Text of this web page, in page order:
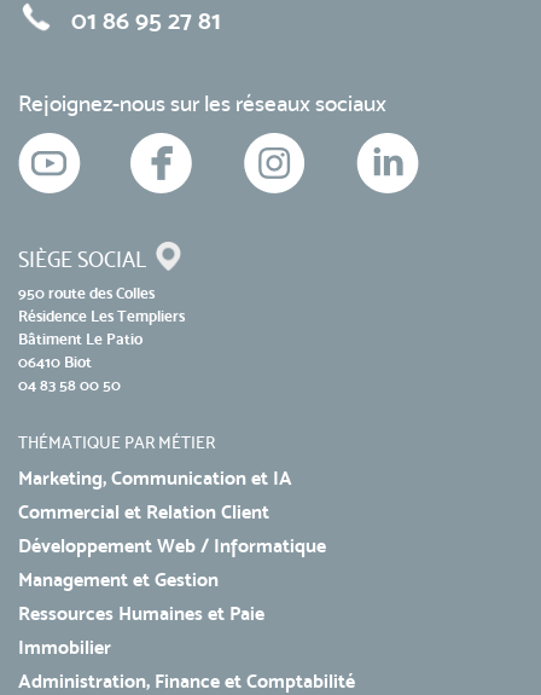
01 86 95 27 81
Rejoignez-nous sur les réseaux sociaux
SIÈGE SOCIAL
950 route des Colles
Résidence Les Templiers
Bâtiment Le Patio
06410 Biot
04 83 58 00 50
THÉMATIQUE PAR MÉTIER
Marketing, Communication et IA
Commercial et Relation Client
Développement Web / Informatique
Management et Gestion
Ressources Humaines et Paie
Immobilier
Administration, Finance et Comptabilité